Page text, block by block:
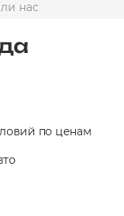
нас
по ценам